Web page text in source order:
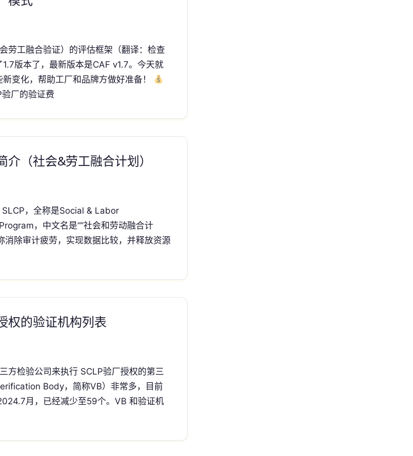
劳工融合验证）的评估框架（翻译：检查
1.7版本了，最新版本是CAF v1.7。今天就
变化，帮助工厂和品牌方做好准备！
厂的验证费
介（社会&劳工融合计划）
，全称是Social & Labor
，中文名是“”社会和劳动融合计
消除审计疲劳，实现数据比较，并释放资源
权的验证机构列表
方检验公司来执行 SCLP验厂授权的第三
Body，简称VB）非常多，目前
月，已经减少至59个。VB 和验证机